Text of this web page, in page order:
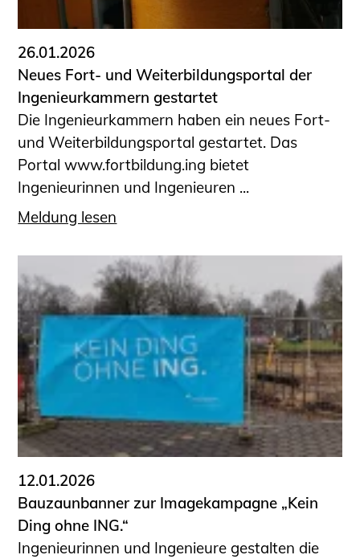
26.01.2026
Neues Fort- und Weiterbildungsportal der
Ingenieurkammern gestartet
Die Ingenieurkammern haben ein neues Fort-
und Weiterbildungsportal gestartet. Das
Portal www.fortbildung.ing bietet
Ingenieurinnen und Ingenieuren ...
Meldung lesen
12.01.2026
Bauzaunbanner zur Imagekampagne „Kein
Ding ohne ING.“
Ingenieurinnen und Ingenieure gestalten die